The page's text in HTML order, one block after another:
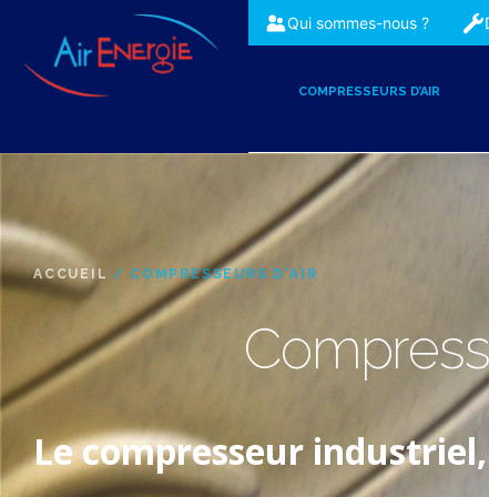
Qui sommes-nous ?
COMPRESSEURS D’AIR
ACCUEIL / COMPRESSEURS D'AIR
Le compresseur